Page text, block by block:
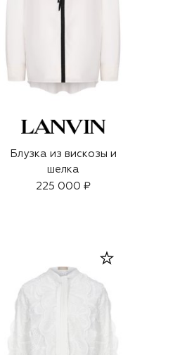
Блузка из вискозы и
шелка
225 000 ₽